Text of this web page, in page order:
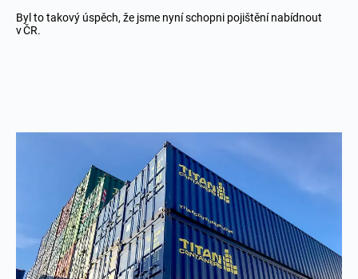
Byl to takový úspěch, že jsme nyní schopni pojištění nabídnout
v ČR.